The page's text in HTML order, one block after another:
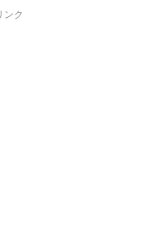
ンク